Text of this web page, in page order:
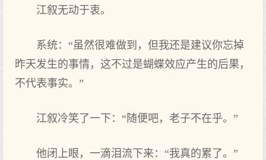
江叙无动于衷。
系统：“虽然很难做到，但我还是建议你忘掉
昨天发生的事情，这不过是蝴蝶效应产生的后果，
不代表事实。”
江叙冷笑了一下：“随便吧，老子不在乎。”
他闭上眼，一滴泪流下来：“我真的累了。”